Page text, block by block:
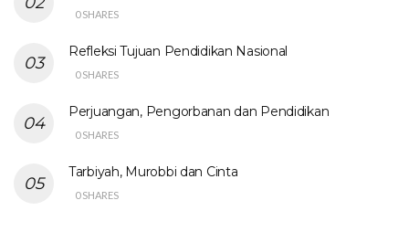
0 SHARES
Refleksi Tujuan Pendidikan Nasional
0 SHARES
Perjuangan, Pengorbanan dan Pendidikan
0 SHARES
Tarbiyah, Murobbi dan Cinta
0 SHARES